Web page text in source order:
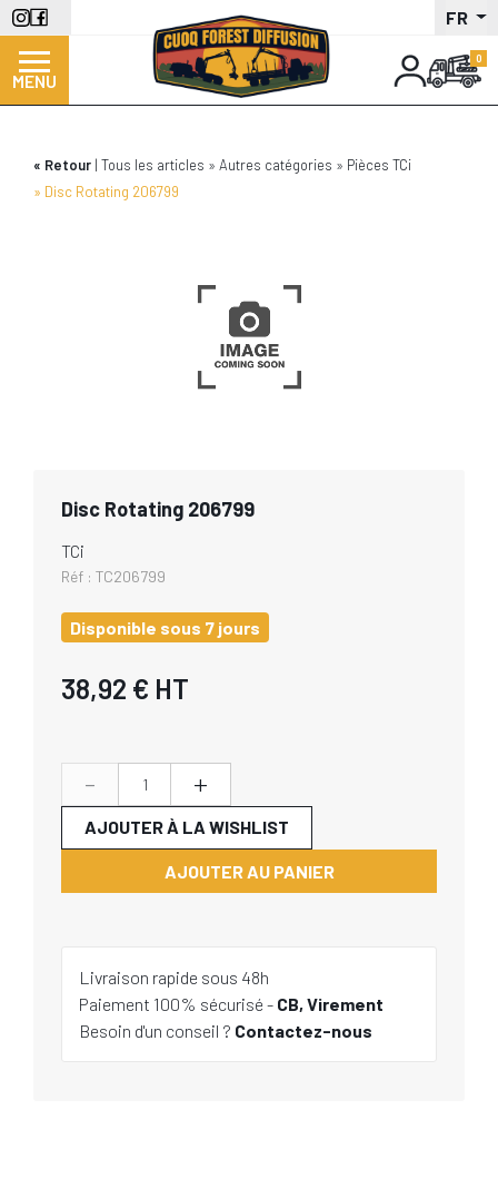
Aller
au
contenu
principal
FR
MENU
Retour Tous les articles Autres catégories
Pièces TCi
Disc Rotating 206799
Disc Rotating 206799
TCi
Réf : TC206799
Disponible sous 7 jours
38,92 € HT
- +
AJOUTER AU PANIER
AJOUTER À LA WISHLIST
Livraison rapide sous 48h
Paiement 100% sécurisé - CB, Virement
Besoin d'un conseil ? Contactez-nous